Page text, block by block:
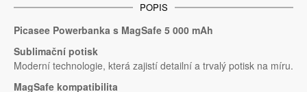
POPIS
Picasee Powerbanka s MagSafe 5 000 mAh
Sublimační potisk
Moderní technologie, která zajistí detailní a trvalý potisk na míru.
MagSafe kompatibilita